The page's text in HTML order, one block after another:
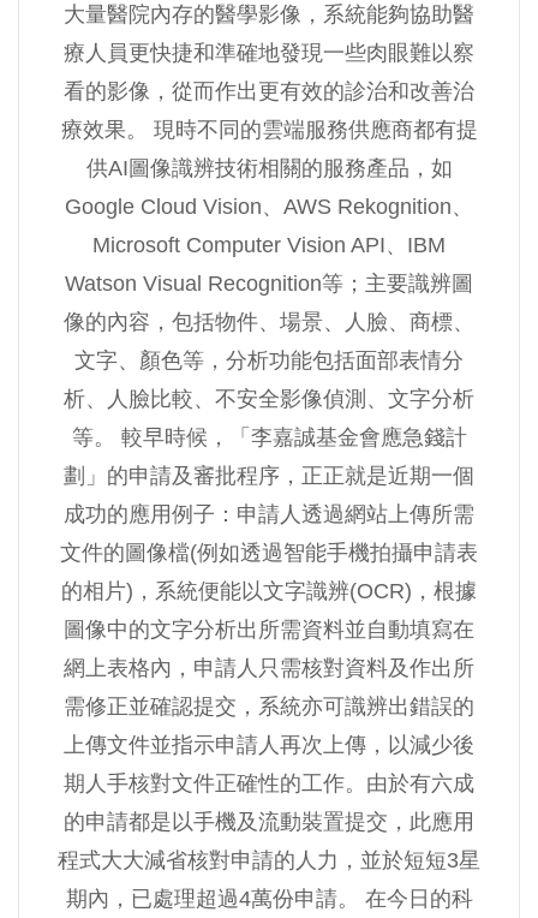
大量醫院內存的醫學影像，系統能夠協助醫
療人員更快捷和準確地發現一些肉眼難以察
看的影像，從而作出更有效的診治和改善治
療效果。 現時不同的雲端服務供應商都有提
供AI圖像識辨技術相關的服務產品，如
Google Cloud Vision、AWS Rekognition、
Microsoft Computer Vision API、IBM
Watson Visual Recognition等；主要識辨圖
像的內容，包括物件、場景、人臉、商標、
文字、顏色等，分析功能包括面部表情分
析、人臉比較、不安全影像偵測、文字分析
等。 較早時候，「李嘉誠基金會應急錢計
劃」的申請及審批程序，正正就是近期一個
成功的應用例子：申請人透過網站上傳所需
文件的圖像檔(例如透過智能手機拍攝申請表
的相片)，系統便能以文字識辨(OCR)，根據
圖像中的文字分析出所需資料並自動填寫在
網上表格內，申請人只需核對資料及作出所
需修正並確認提交，系統亦可識辨出錯誤的
上傳文件並指示申請人再次上傳，以減少後
期人手核對文件正確性的工作。由於有六成
的申請都是以手機及流動裝置提交，此應用
程式大大減省核對申請的人力，並於短短3星
期內，已處理超過4萬份申請。 在今日的科